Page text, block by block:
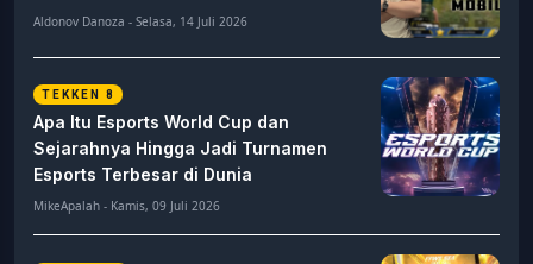
Aldonov Danoza - Selasa, 14 Juli 2026
TEKKEN 8
Apa Itu Esports World Cup dan
Sejarahnya Hingga Jadi Turnamen
Esports Terbesar di Dunia
MikeApalah - Kamis, 09 Juli 2026